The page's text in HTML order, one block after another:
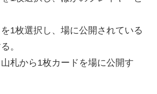
1枚選択し、場に公開されている
。
札から1枚カードを場に公開す